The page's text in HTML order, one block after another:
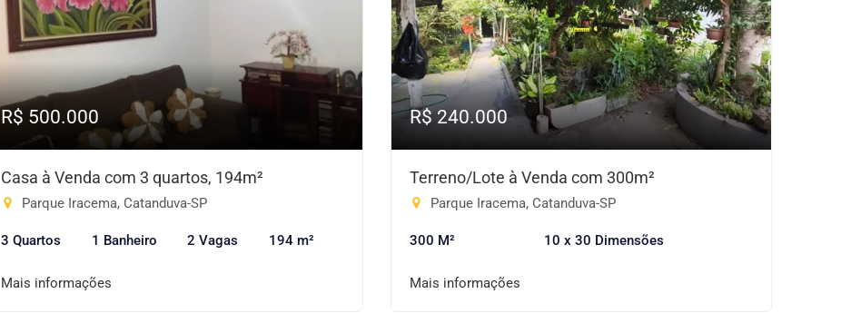
R$ 500.000
Casa à Venda com 3 quartos, 194m²
Parque Iracema, Catanduva-SP
3 Quartos 1 Banheiro 2 Vagas 194 m²
Mais informações
R$ 240.000
Terreno/Lote à Venda com 300m²
Parque Iracema, Catanduva-SP
300 M² 10 x 30 Dimensões
Mais informações